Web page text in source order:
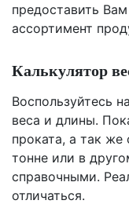
предоставить Вам
ассортимент
Калькулятор
Воспользуйтесь
веса и длины.
проката, а так
тонне или в
справочными.
отличаться.